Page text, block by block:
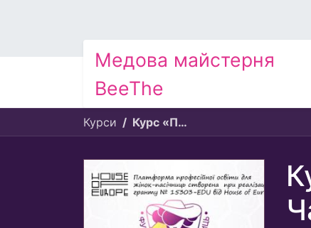
Медова майстерня
BeeThe
Курси Курс «Професійне бджільництво. Частина 1»